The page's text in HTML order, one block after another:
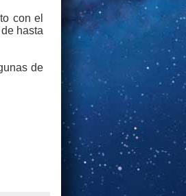
con el
hasta
de